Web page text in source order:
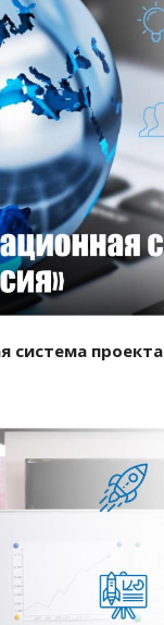
Смотреть проект
проекта
Смотреть проект